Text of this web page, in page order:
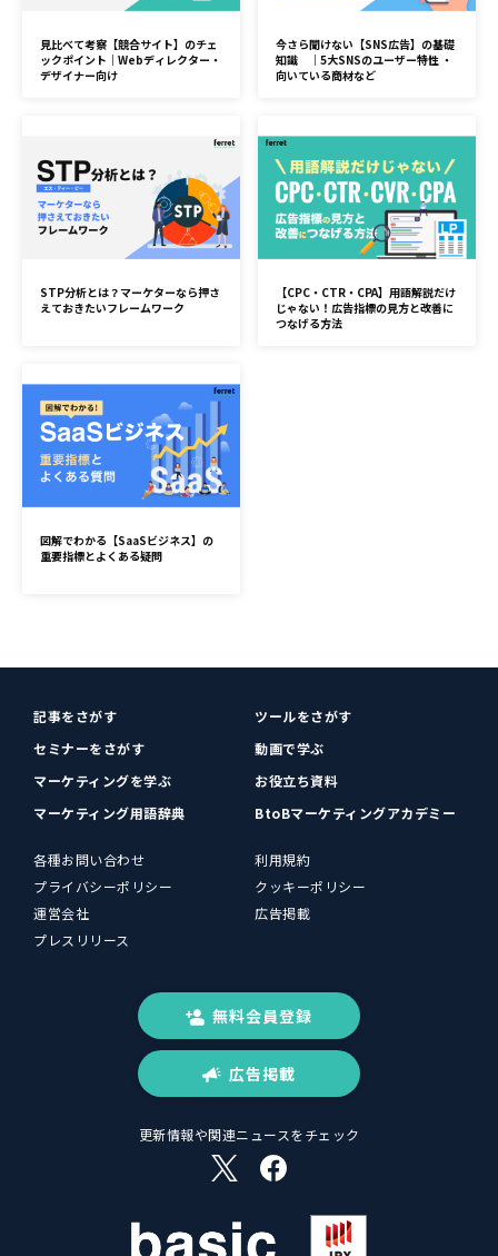
見比べて考察【競合サイト】のチェ
ックポイント｜Webディレクター・
デザイナー向け
今さら聞けない【SNS広告】の基礎
知識 ｜5大SNSのユーザー特性 ・
向いている商材など
STP分析とは？マーケターなら押さ
えておきたいフレームワーク
【CPC・CTR・CPA】用語解説だけ
じゃない！広告指標の見方と改善に
つなげる方法
図解でわかる【SaaSビジネス】の
重要指標とよくある疑問
記事をさがす
ツールをさがす
セミナーをさがす
動画で学ぶ
マーケティングを学ぶ
お役立ち資料
マーケティング用語辞典
BtoBマーケティングアカデミー
各種お問い合わせ
利用規約
プライバシーポリシー
クッキーポリシー
運営会社
広告掲載
プレスリリース
無料会員登録
広告掲載
更新情報や関連ニュースをチェック